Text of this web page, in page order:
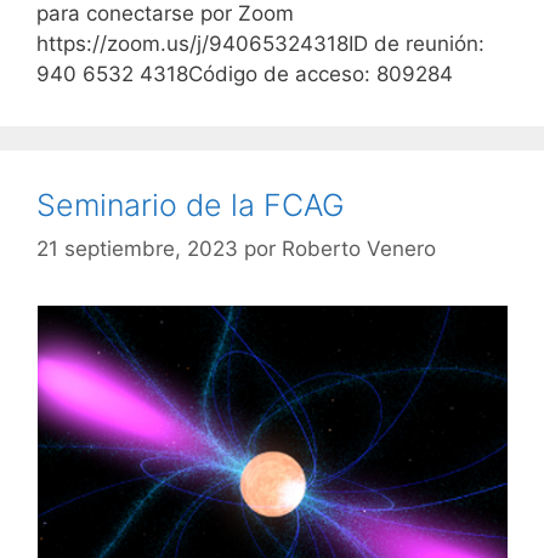
para conectarse por Zoom
https://zoom.us/j/94065324318ID de reunión:
940 6532 4318Código de acceso: 809284
Seminario de la FCAG
21 septiembre, 2023 por Roberto Venero